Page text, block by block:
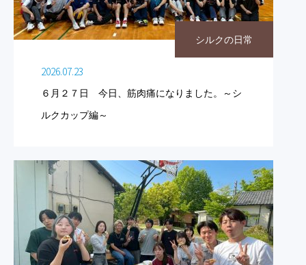
シルクの日常
2026.07.23
６月２７日 今日、筋肉痛になりました。～シ
ルクカップ編～